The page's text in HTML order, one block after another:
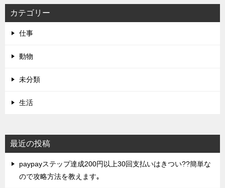
カテゴリー
仕事
動物
未分類
生活
最近の投稿
paypayステップ達成200円以上30回支払いはきつい??簡単な
ので攻略方法を教えます｡